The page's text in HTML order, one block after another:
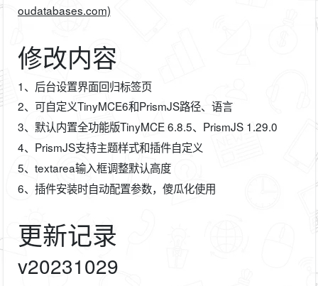
oudatabases.com)
修改内容
1、后台设置界面回归标签页
2、可自定义TinyMCE6和PrismJS路径、语言
3、默认内置全功能版TinyMCE 6.8.5、PrismJS 1.29.0
4、PrismJS支持主题样式和插件自定义
5、textarea输入框调整默认高度
6、插件安装时自动配置参数，傻瓜化使用
更新记录
v20231029